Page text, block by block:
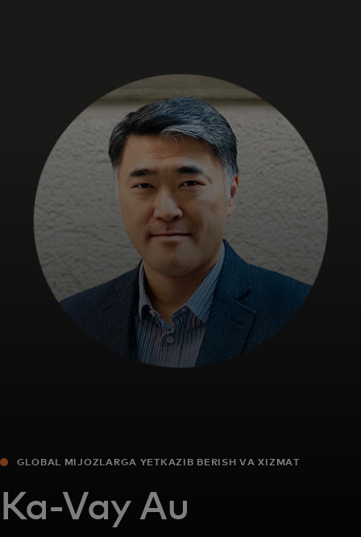
Biznes uchun
Butun dunyo uchun
Innovatorlar uchun
Yangiliklar va trendlar
GLOBAL MIJOZLARGA YETKAZIB BERISH VA XIZMAT
Ka-Vay Au